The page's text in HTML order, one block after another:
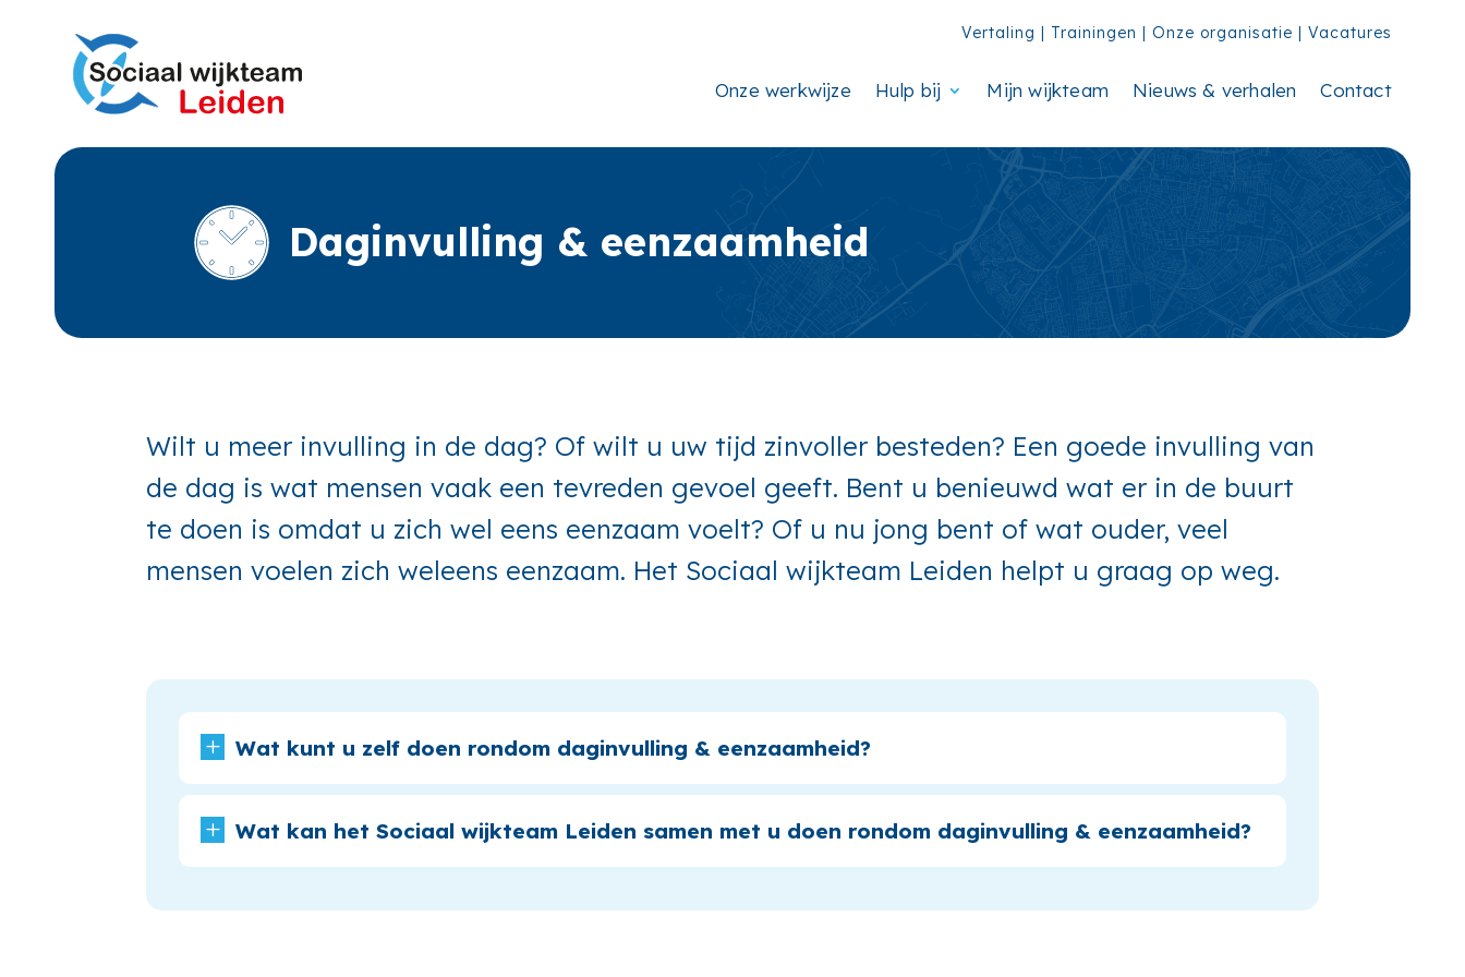
Vertaling | Trainingen | Onze organisatie | Vacatures
Onze werkwijze Hulp bij Mijn wijkteam Nieuws & verhalen Contact
Daginvulling & eenzaamheid
Wilt u meer invulling in de dag? Of wilt u uw tijd zinvoller besteden? Een goede invulling van
de dag is wat mensen vaak een tevreden gevoel geeft. Bent u benieuwd wat er in de buurt
te doen is omdat u zich wel eens eenzaam voelt? Of u nu jong bent of wat ouder, veel
mensen voelen zich weleens eenzaam. Het Sociaal wijkteam Leiden helpt u graag op weg.
L Wat kunt u zelf doen rondom daginvulling & eenzaamheid?
L Wat kan het Sociaal wijkteam Leiden samen met u doen rondom daginvulling & eenzaamheid?